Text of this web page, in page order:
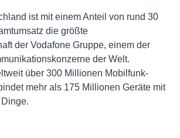
ist mit einem Anteil von rund 30
die größte
der Vodafone Gruppe, einem der
der Welt.
über 300 Millionen Mobilfunk-
mehr als 175 Millionen Geräte mit